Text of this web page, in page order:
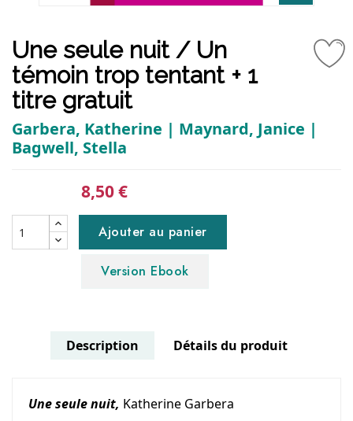
Une seule nuit / Un
témoin trop tentant + 1
titre gratuit
Garbera, Katherine | Maynard, Janice |
Bagwell, Stella
8,50 €
Ajouter au panier
Version Ebook
Description Détails du produit
Une seule nuit, Katherine Garbera